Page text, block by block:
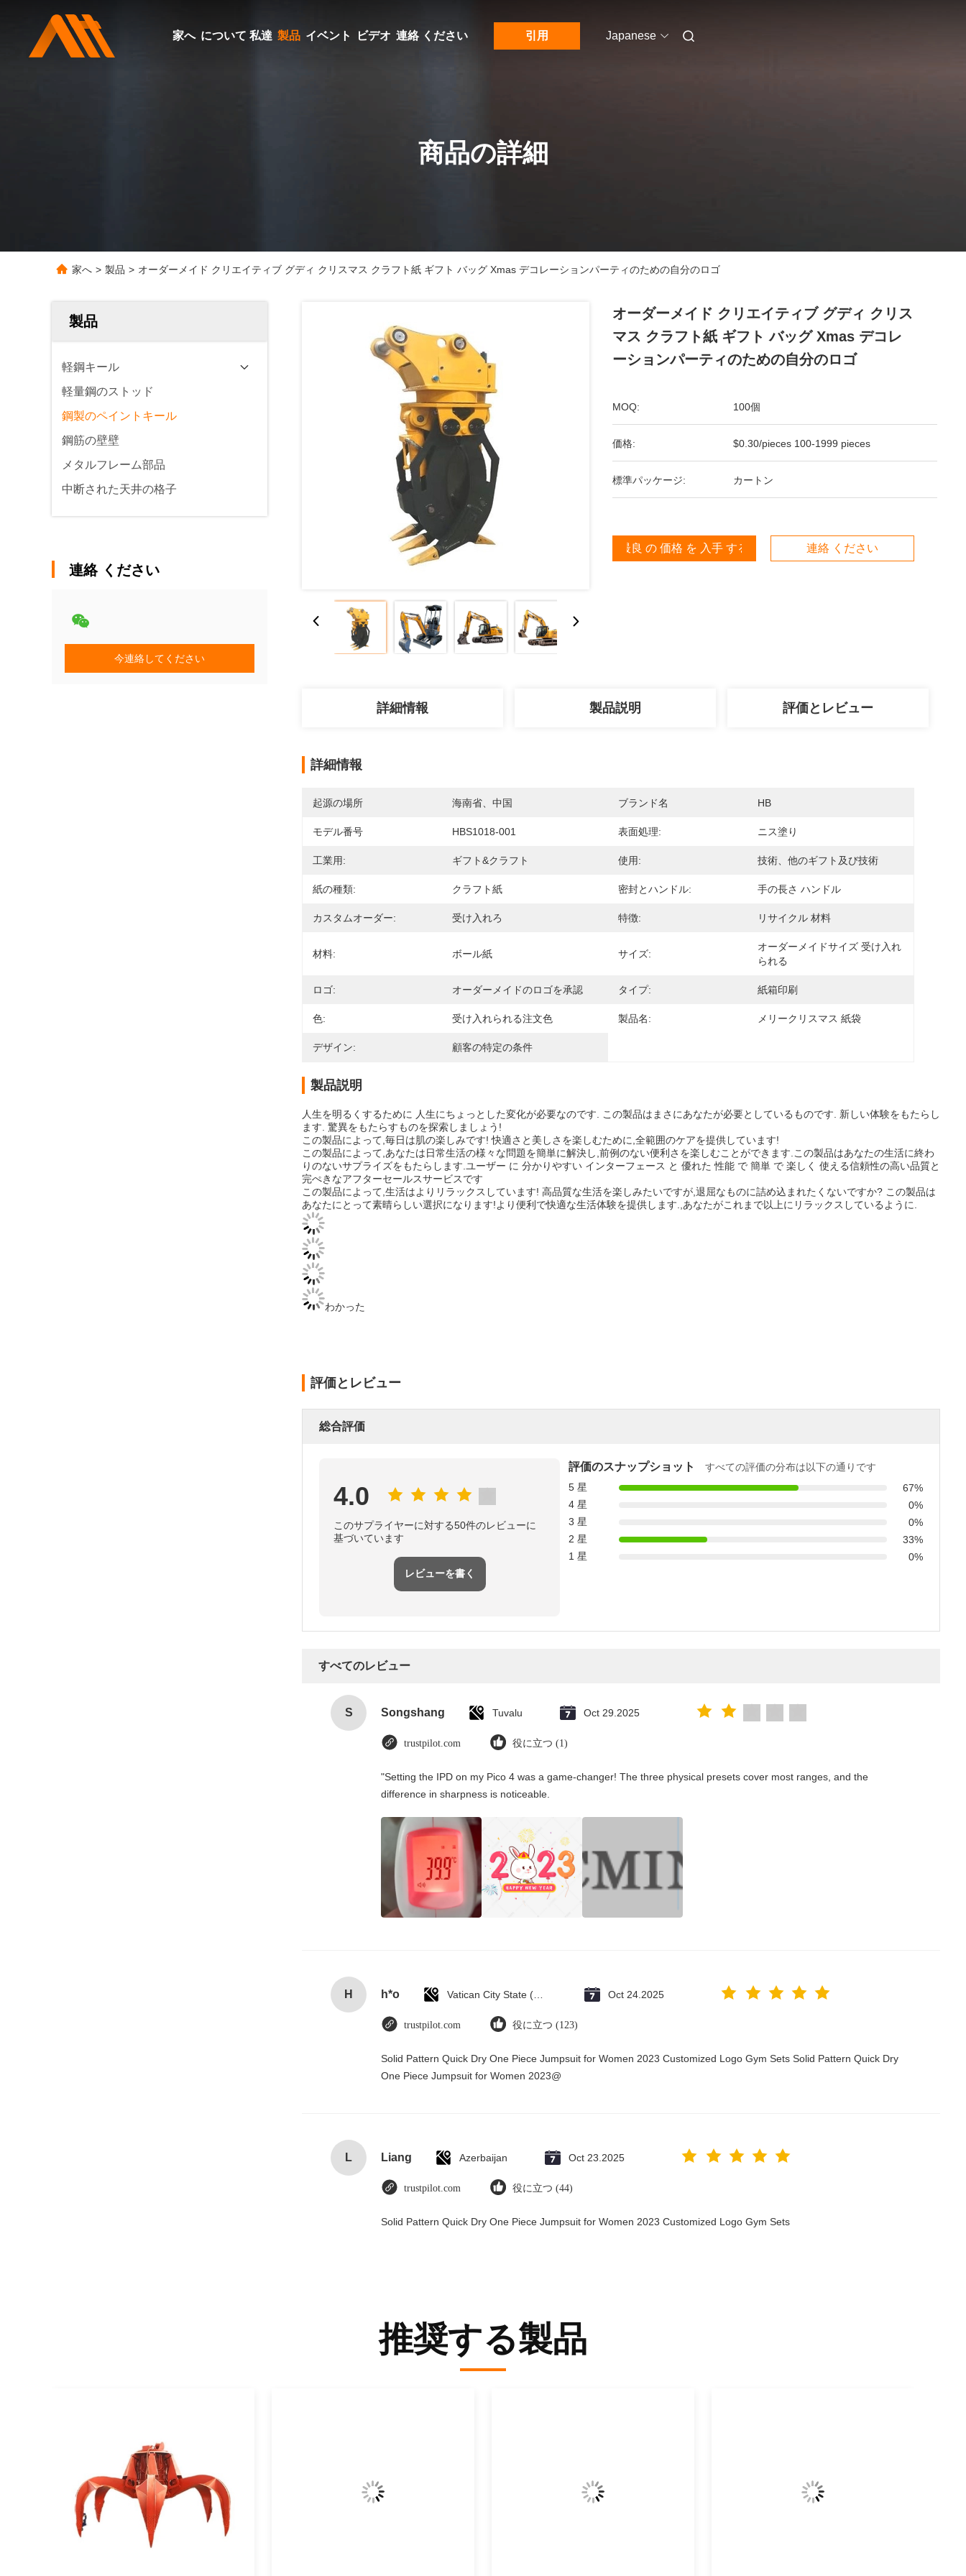
家へ について 私達 製品 イベント ビデオ 連絡 ください 引用 Japanese
商品の詳細
家へ > 製品 > オーダーメイド クリエイティブ グディ クリスマス クラフト紙 ギフト バッグ Xmas デコレーションパーティのための自分のロゴ
製品
軽鋼キール
軽量鋼のストッド
鋼製のペイントキール
鋼筋の壁壁
メタルフレーム部品
中断された天井の格子
連絡 ください
今連絡してください
オーダーメイド クリエイティブ グディ クリス
マス クラフト紙 ギフト バッグ Xmas デコレ
ーションパーティのための自分のロゴ
MOQ: 100個
価格: $0.30/pieces 100-1999 pieces
標準パッケージ: カートン
最良 の 価格 を 入手 する 連絡 ください
詳細情報 製品説明 評価とレビュー
詳細情報
起源の場所 海南省、中国 ブランド名 HB
モデル番号 HBS1018-001 表面処理: ニス塗り
工業用: ギフト&クラフト 使用: 技術、他のギフト及び技術
紙の種類: クラフト紙 密封とハンドル: 手の長さ ハンドル
カスタムオーダー: 受け入れろ 特徴: リサイクル 材料
材料: ボール紙 サイズ:
オーダーメイドサイズ 受け入れ
られる
ロゴ: オーダーメイドのロゴを承認 タイプ: 紙箱印刷
色: 受け入れられる注文色 製品名: メリークリスマス 紙袋
デザイン: 顧客の特定の条件
製品説明
人生を明るくするために 人生にちょっとした変化が必要なのです. この製品はまさにあなたが必要としているものです. 新しい体験をもたらし
ます. 驚異をもたらすものを探索しましょう!
この製品によって,毎日は肌の楽しみです! 快適さと美しさを楽しむために,全範囲のケアを提供しています!
この製品によって,あなたは日常生活の様々な問題を簡単に解決し,前例のない便利さを楽しむことができます.この製品はあなたの生活に終わ
りのないサプライズをもたらします.ユーザー に 分かりやすい インターフェース と 優れた 性能 で 簡単 で 楽しく 使える信頼性の高い品質と
完ぺきなアフターセールスサービスです
この製品によって,生活はよりリラックスしています! 高品質な生活を楽しみたいですが,退屈なものに詰め込まれたくないですか? この製品は
あなたにとって素晴らしい選択になります!より便利で快適な生活体験を提供します.,あなたがこれまで以上にリラックスしているように.
わかった
評価とレビュー
総合評価
4.0
このサプライヤーに対する50件のレビューに
基づいています
レビューを書く
評価のスナップショット
すべての評価の分布は以下の通りです
5 星
67%
4 星
0%
3 星
0%
2 星
33%
1 星
0%
すべてのレビュー
S Songshang Tuvalu Oct 29.2025
trustpilot.com 役に立つ (1)
"Setting the IPD on my Pico 4 was a game-changer! The three physical presets cover most ranges, and the
difference in sharpness is noticeable.
H h*o Oct 24.2025
trustpilot.com 役に立つ (123)
Solid Pattern Quick Dry One Piece Jumpsuit for Women 2023 Customized Logo Gym Sets Solid Pattern Quick Dry
One Piece Jumpsuit for Women 2023@
L Liang Azerbaijan Oct 23.2025
trustpilot.com 役に立つ (44)
Solid Pattern Quick Dry One Piece Jumpsuit for Women 2023 Customized Logo Gym Sets
推奨する製品